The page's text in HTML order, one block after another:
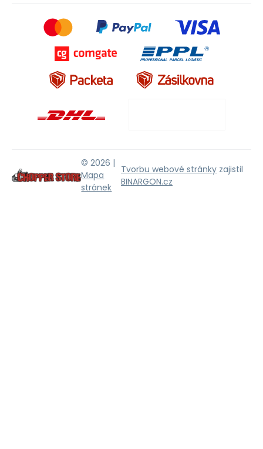
© 2026 |
Mapa
stránek
Tvorbu webové stránky zajistil
BINARGON.cz